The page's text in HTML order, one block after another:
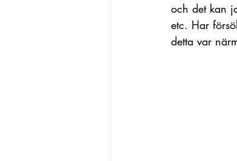
och det kan
etc. Har
detta var